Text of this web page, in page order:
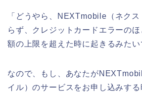
「どうやら、NEXTmobile（ネク
らず、クレジットカードエラーの
額の上限を超えた時に起きるみたい
なので、もし、あなたが
イル）のサービスをお申し込みする